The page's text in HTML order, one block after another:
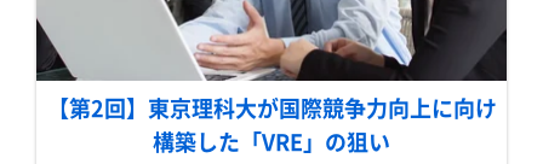
【第2回】東京理科大が国際競争力向上に向け
構築した「VRE」の狙い